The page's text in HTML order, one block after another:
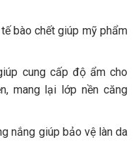
bào chết giúp mỹ phẩm
cung cấp độ ẩm cho
mang lại lớp nền căng
nắng giúp bảo vệ làn da